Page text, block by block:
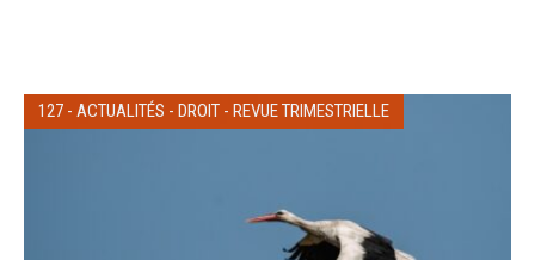
127 - ACTUALITÉS - DROIT - REVUE TRIMESTRIELLE